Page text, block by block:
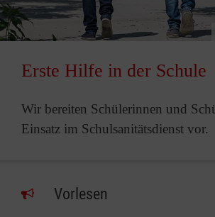
Erste Hilfe in der Schule
Wir bereiten Schülerinnen und
Einsatz im Schulsanitätsdienst vor.
Vorlesen